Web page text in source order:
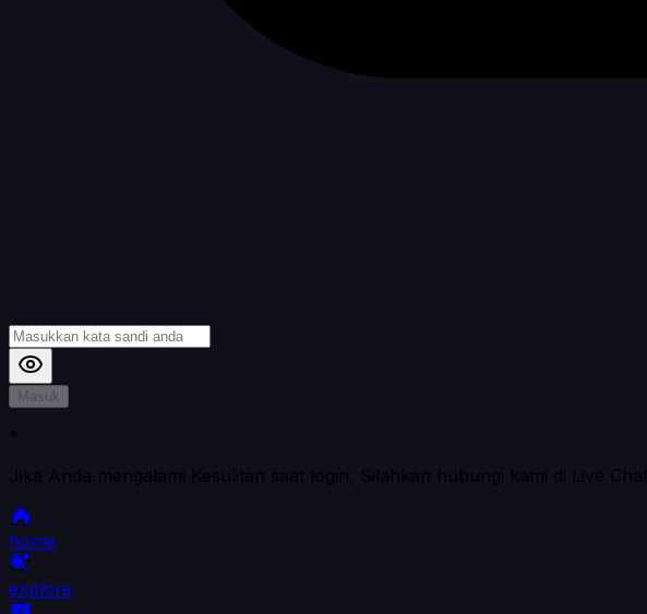
Masuk
*
Jika Anda mengalami Kesulitan saat login, Silahkan hubungi kami di Live
home
explore